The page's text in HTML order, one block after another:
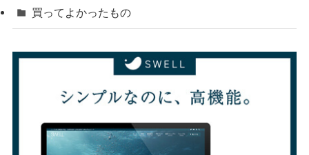
買ってよかったもの